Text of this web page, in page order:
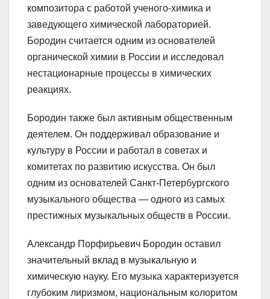
композитора с работой ученого-химика и
заведующего химической лабораторией.
Бородин считается одним из основателей
органической химии в России и исследовал
нестационарные процессы в химических
реакциях.
Бородин также был активным общественным
деятелем. Он поддерживал образование и
культуру в России и работал в советах и
комитетах по развитию искусства. Он был
одним из основателей Санкт-Петербургского
музыкального общества — одного из самых
престижных музыкальных обществ в России.
Александр Порфирьевич Бородин оставил
значительный вклад в музыкальную и
химическую науку. Его музыка характеризуется
глубоким лиризмом, национальным колоритом